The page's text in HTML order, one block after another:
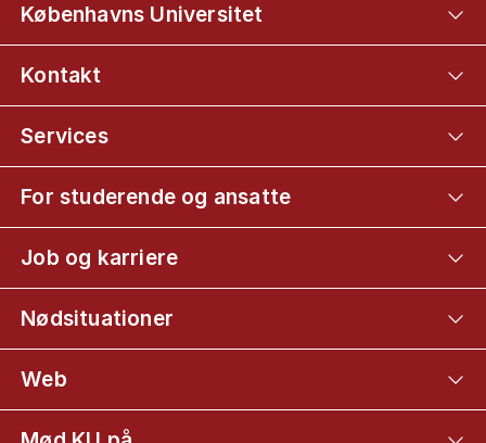
Københavns Universitet
Kontakt
Services
For studerende og ansatte
Job og karriere
Nødsituationer
Web